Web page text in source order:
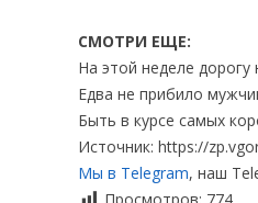
СМОТРИ ЕЩЕ:
На этой неделе
Едва не прибило
Быть в курсе самых
Источник: https://
Мы в Telegram, наш